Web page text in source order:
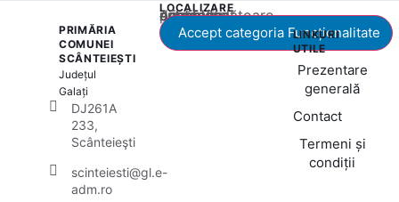
PRIMĂRIA
COMUNEI
SCÂNTEIEȘTI
Județul
Galați
DJ261A
233,
Scânteieşti
scinteiesti@gl.e-
adm.ro
LOCALIZARE
Acest conținut este blocat până când acceptați categoria corespunzătoare de cookie-uri.
Accept categoria Funcționalitate
LINKURI
UTILE
Prezentare
generală
Contact
Termeni și
condiții